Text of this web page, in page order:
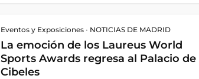
Eventos y Exposiciones • NOTICIAS DE MADRID
La emoción de los Laureus World
Sports Awards regresa al Palacio de
Cibeles